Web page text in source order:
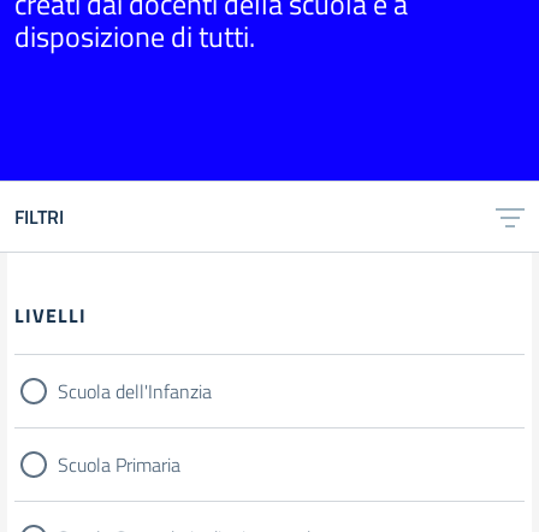
disposizione di tutti.
FILTRI
Filtri
LIVELLI
Scuola dell'Infanzia
Scuola Primaria